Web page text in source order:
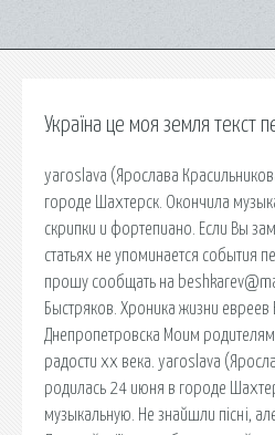
Україна це моя земля текст
yaroslava (Ярослава
городе Шахтерск. Окончила
скрипки и фортепиано. Если Вы
статьях не упоминается события
прошу сообщать на
Быстряков. Хроника жизни евреев
Днепропетровска Моим
радости xx века. yaroslava
родилась 24 июня в городе
музыкальную. Не знайшли пісні,